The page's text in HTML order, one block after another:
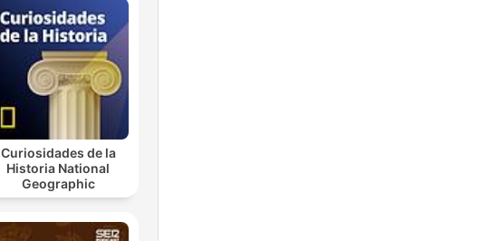
Curiosidades de la
Historia National
Geographic